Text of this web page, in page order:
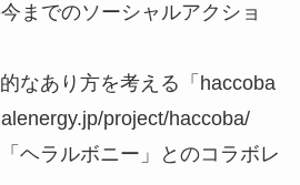
までのソーシャルアクショ
なあり方を考える「haccoba
project/haccoba/
ヘラルボニー」とのコラボレ